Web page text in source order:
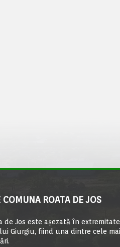
COMUNA ROATA DE JOS
de Jos este aşezată în
Giurgiu, fiind una dintre cele